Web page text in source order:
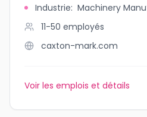
Industrie: Machinery
11-50 employés
caxton-mark.com
Voir les emplois et détails